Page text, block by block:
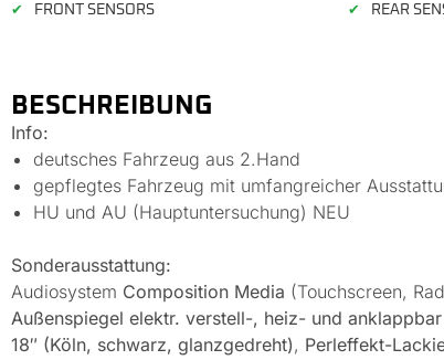
✔ FRONT SENSORS ✔ REAR
BESCHREIBUNG
Info:
deutsches Fahrzeug aus 2.Hand
gepflegtes Fahrzeug mit umfangreicher
HU und AU (Hauptuntersuchung) NEU
Sonderausstattung:
Audiosystem Composition Media (Touchscreen,
Außenspiegel elektr. verstell-, heiz- und anklappbar
18″ (Köln, schwarz, glanzgedreht), Perleffekt-